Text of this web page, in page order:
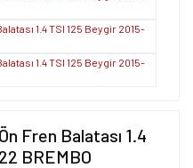
Fren Balatası 1.4
BREMBO